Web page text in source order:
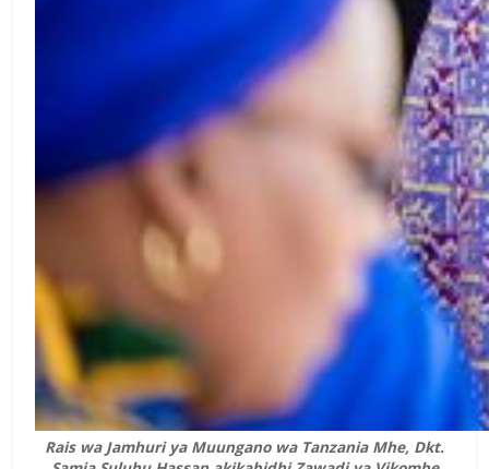
Rais wa Jamhuri ya Muungano wa Tanzania Mhe, Dkt.